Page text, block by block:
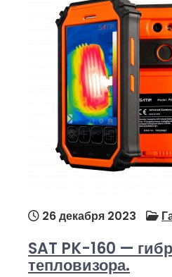
26 декабря 2023
SAT PK-160 —
тепловизора.